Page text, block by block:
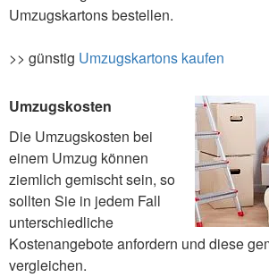
Umzugskartons bestellen.
>> günstig Umzugskartons kaufen
Umzugskosten
Die Umzugskosten bei
einem Umzug können
ziemlich gemischt sein, so
sollten Sie in jedem Fall
unterschiedliche
Kostenangebote anfordern und diese
vergleichen.